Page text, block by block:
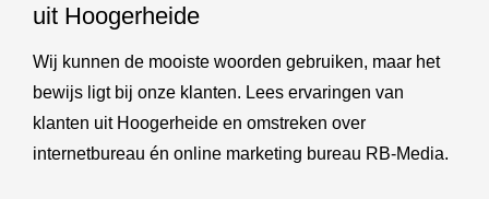
uit Hoogerheide
Wij kunnen de mooiste woorden gebruiken, maar het
bewijs ligt bij onze klanten. Lees ervaringen van
klanten uit Hoogerheide en omstreken over
internetbureau én online marketing bureau RB-Media.